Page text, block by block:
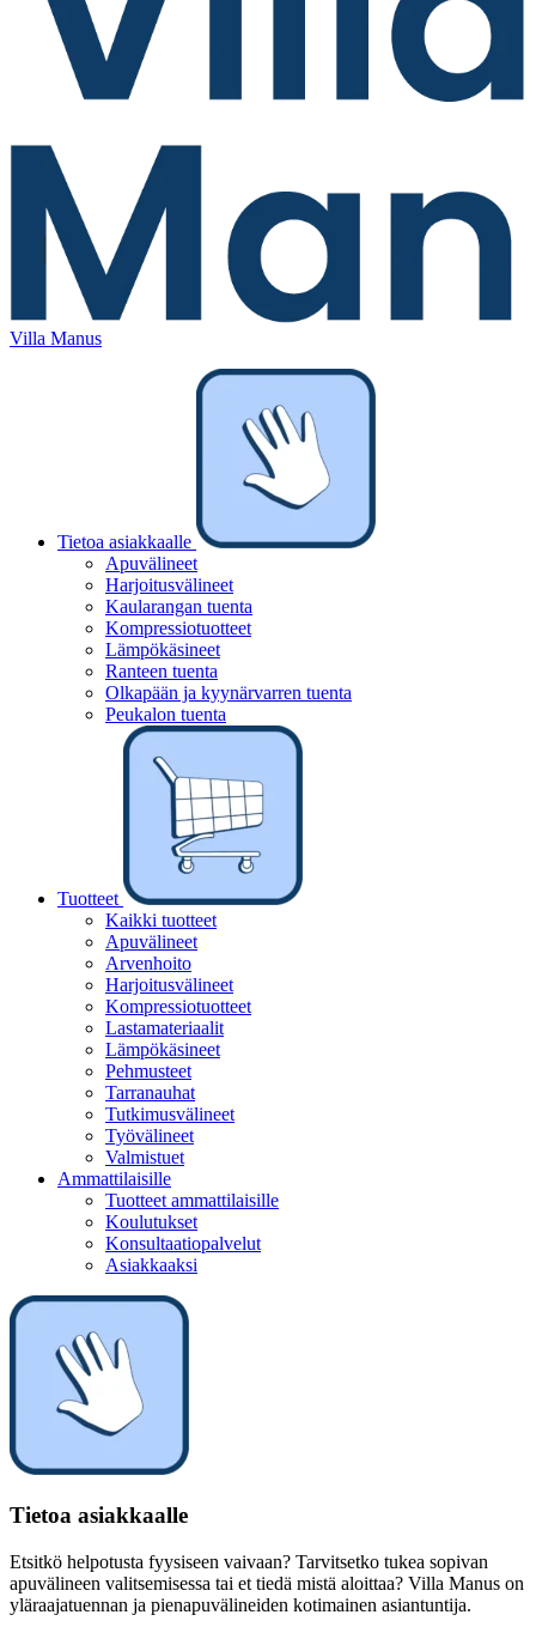
Villa Manus
Tietoa asiakkaalle
Apuvälineet
Harjoitusvälineet
Kaularangan tuenta
Kompressiotuotteet
Lämpökäsineet
Ranteen tuenta
Olkapään ja kyynärvarren tuenta
Peukalon tuenta
Tuotteet
Kaikki tuotteet
Apuvälineet
Arvenhoito
Harjoitusvälineet
Kompressiotuotteet
Lastamateriaalit
Lämpökäsineet
Pehmusteet
Tarranauhat
Tutkimusvälineet
Työvälineet
Valmistuet
Ammattilaisille
Tuotteet ammattilaisille
Koulutukset
Konsultaatiopalvelut
Asiakkaaksi
Tietoa asiakkaalle
Etsitkö helpotusta fyysiseen vaivaan? Tarvitsetko tukea sopivan
apuvälineen valitsemisessa tai et tiedä mistä aloittaa? Villa Manus on
yläraajatuennan ja pienapuvälineiden kotimainen asiantuntija.